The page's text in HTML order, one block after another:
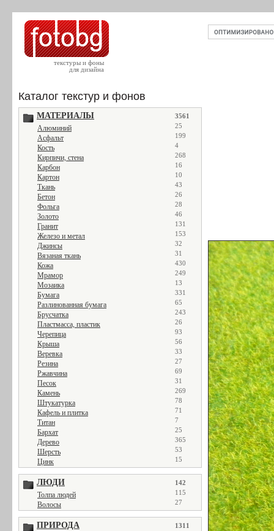
текстуры и фоны
для дизайна
Каталог текстур и фонов
МАТЕРИАЛЫ 3561
Алюминий 25
Асфальт 199
Кость 4
Кирпичи, стена 268
Карбон 16
Картон 10
Ткань 43
Бетон 26
Фольга 28
Золото 46
Гранит 131
Железо и метал 153
Джинсы 32
Вязаная ткань 31
Кожа 430
Мрамор 249
Мозаика 13
Бумага 331
Разлинованная бумага 65
Брусчатка 243
Пластмасса, пластик 26
Черепица 93
Крыша 56
Веревка 33
Резина 27
Ржавчина 69
Песок 31
Камень 269
Штукатурка 78
Кафель и плитка 71
Титан 7
Бархат 25
Дерево 365
Шерсть 53
Цинк 15
ЛЮДИ 142
Толпа людей 115
Волосы 27
ПРИРОДА 1311